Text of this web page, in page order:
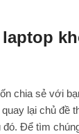
laptop
chia sẻ với
lại chủ đề
đó. Để tìm